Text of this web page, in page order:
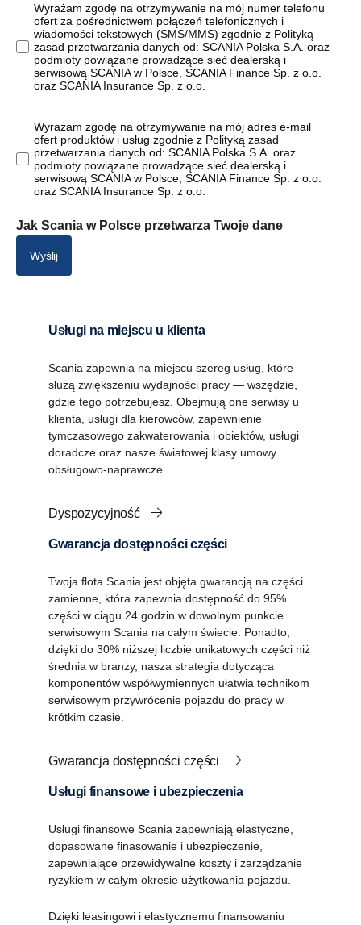
Wyrażam zgodę na otrzymywanie na mój numer telefonu
ofert za pośrednictwem połączeń telefonicznych i
wiadomości tekstowych (SMS/MMS) zgodnie z Polityką
zasad przetwarzania danych od: SCANIA Polska S.A. oraz
podmioty powiązane prowadzące sieć dealerską i
serwisową SCANIA w Polsce, SCANIA Finance Sp. z o.o.
oraz SCANIA Insurance Sp. z o.o.
Wyrażam zgodę na otrzymywanie na mój adres e-mail
ofert produktów i usług zgodnie z Polityką zasad
przetwarzania danych od: SCANIA Polska S.A. oraz
podmioty powiązane prowadzące sieć dealerską i
serwisową SCANIA w Polsce, SCANIA Finance Sp. z o.o.
oraz SCANIA Insurance Sp. z o.o.
Jak Scania w Polsce przetwarza Twoje dane
Wyślij
Usługi na miejscu u klienta
Scania zapewnia na miejscu szereg usług, które
służą zwiększeniu wydajności pracy — wszędzie,
gdzie tego potrzebujesz. Obejmują one serwisy u
klienta, usługi dla kierowców, zapewnienie
tymczasowego zakwaterowania i obiektów, usługi
doradcze oraz nasze światowej klasy umowy
obsługowo-naprawcze.
Dyspozycyjność
Gwarancja dostępności części
Twoja flota Scania jest objęta gwarancją na części
zamienne, która zapewnia dostępność do 95%
części w ciągu 24 godzin w dowolnym punkcie
serwisowym Scania na całym świecie. Ponadto,
dzięki do 30% niższej liczbie unikatowych części niż
średnia w branży, nasza strategia dotycząca
komponentów współwymiennych ułatwia technikom
serwisowym przywrócenie pojazdu do pracy w
krótkim czasie.
Gwarancja dostępności części
Usługi finansowe i ubezpieczenia
Usługi finansowe Scania zapewniają elastyczne,
dopasowane finasowanie i ubezpieczenie,
zapewniające przewidywalne koszty i zarządzanie
ryzykiem w całym okresie użytkowania pojazdu.
Dzięki leasingowi i elastycznemu finansowaniu